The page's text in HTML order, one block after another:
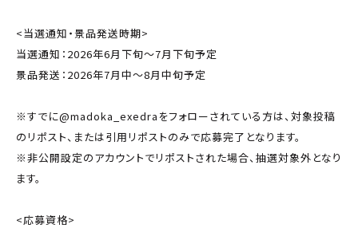
<当選通知・景品発送時期>
当選通知：2026年6月下旬〜7月下旬予定
景品発送：2026年7月中～8月中旬予定
※すでに@madoka_exedraをフォローされている方は、対象投稿
のリポスト、または引用リポストのみで応募完了となります。
※非公開設定のアカウントでリポストされた場合、抽選対象外となり
ます。
<応募資格>